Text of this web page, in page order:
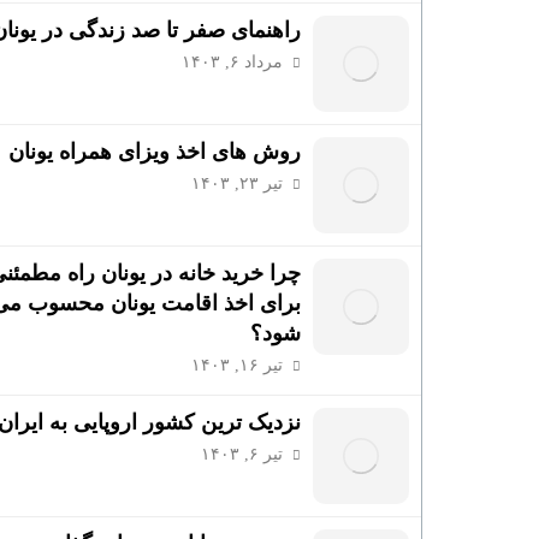
راهنمای صفر تا صد زندگی در
مرداد ۶, ۱۴۰۳
روش های اخذ ویزای همراه یونان
تیر ۲۳, ۱۴۰۳
چرا خرید خانه در یونان راه
برای اخذ اقامت یونان محسوب
شود؟
تیر ۱۶, ۱۴۰۳
نزدیک ترین کشور اروپایی به
تیر ۶, ۱۴۰۳